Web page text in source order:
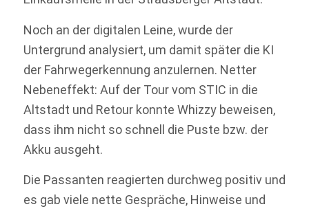
Noch an der digitalen Leine, wurde der
Untergrund analysiert, um damit später die KI
der Fahrwegerkennung anzulernen. Netter
Nebeneffekt: Auf der Tour vom STIC in die
Altstadt und Retour konnte Whizzy beweisen,
dass ihm nicht so schnell die Puste bzw. der
Akku ausgeht.
Die Passanten reagierten durchweg positiv und
es gab viele nette Gespräche, Hinweise und